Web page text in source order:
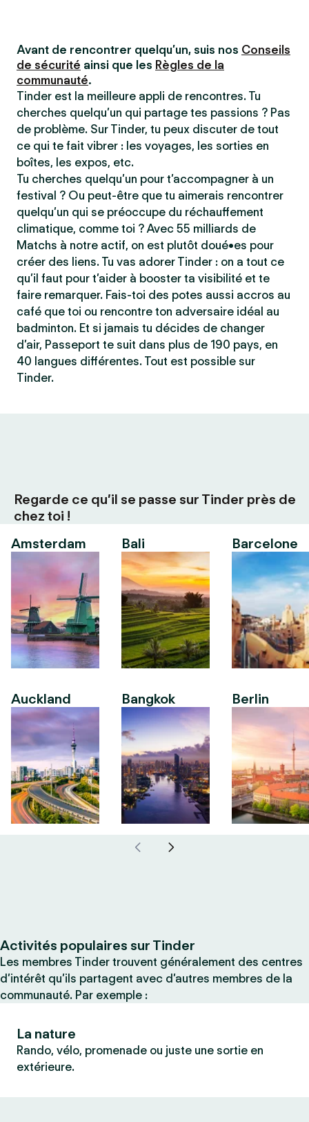
Avant de rencontrer quelqu’un, suis nos Conseils
de sécurité ainsi que les Règles de la
communauté.
Tinder est la meilleure appli de rencontres. Tu
cherches quelqu’un qui partage tes passions ? Pas
de problème. Sur Tinder, tu peux discuter de tout
ce qui te fait vibrer : les voyages, les sorties en
boîtes, les expos, etc.
Tu cherches quelqu’un pour t’accompagner à un
festival ? Ou peut-être que tu aimerais rencontrer
quelqu’un qui se préoccupe du réchauffement
climatique, comme toi ? Avec 55 milliards de
Matchs à notre actif, on est plutôt doué•es pour
créer des liens. Tu vas adorer Tinder : on a tout ce
qu’il faut pour t’aider à booster ta visibilité et te
faire remarquer. Fais-toi des potes aussi accros au
café que toi ou rencontre ton adversaire idéal au
badminton. Et si jamais tu décides de changer
d’air, Passeport te suit dans plus de 190 pays, en
40 langues différentes. Tout est possible sur
Tinder.
Regarde ce qu’il se passe sur Tinder près de
chez toi !
Amsterdam
Auckland
Bali
Bangkok
Barcelone
Berlin
Activités populaires sur Tinder
Les membres Tinder trouvent généralement des centres
d’intérêt qu’ils partagent avec d’autres membres de la
communauté. Par exemple :
La nature
Rando, vélo, promenade ou juste une sortie en
extérieure.